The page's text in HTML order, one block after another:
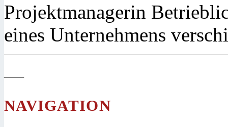
Projektmanagerin
eines Unternehmens
—
NAVIGATION